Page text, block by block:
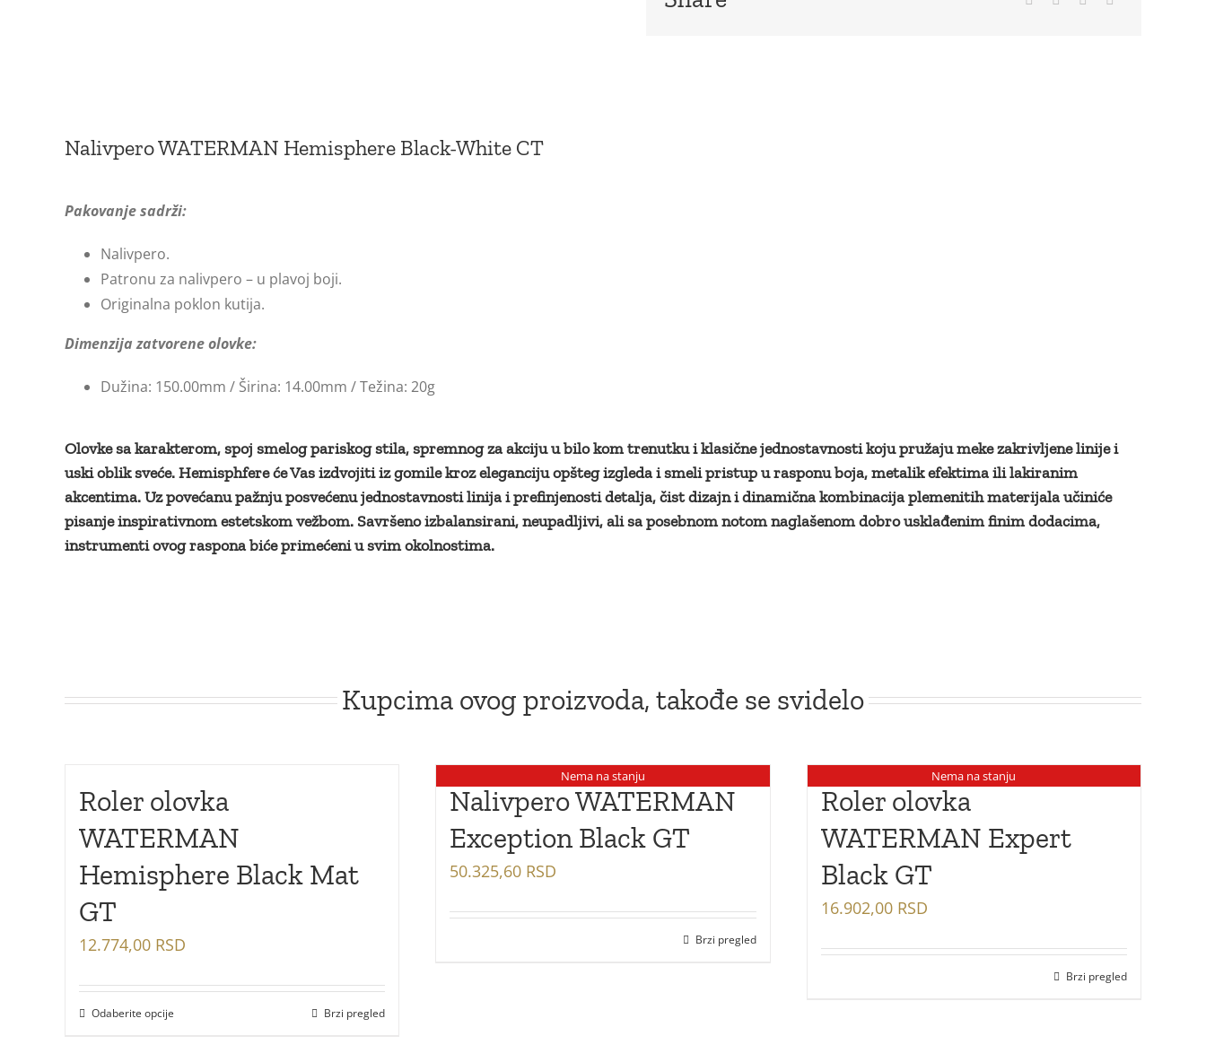
Nalivpero WATERMAN Hemisphere Black-White CT
Pakovanje sadrži:
Nalivpero.
Patronu za nalivpero – u plavoj boji.
Originalna poklon kutija.
Dimenzija zatvorene olovke:
Dužina: 150.00mm / Širina: 14.00mm / Težina: 20g
Olovke sa karakterom, spoj smelog pariskog stila, spremnog za akciju u bilo kom trenutku i klasične jednostavnosti koju pružaju meke zakrivljene linije i
uski oblik sveće. Hemisphfere će Vas izdvojiti iz gomile kroz eleganciju opšteg izgleda i smeli pristup u rasponu boja, metalik efektima ili lakiranim
akcentima. Uz povećanu pažnju posvećenu jednostavnosti linija i prefinjenosti detalja, čist dizajn i dinamična kombinacija plemenitih materijala učiniće
pisanje inspirativnom estetskom vežbom. Savršeno izbalansirani, neupadljivi, ali sa posebnom notom naglašenom dobro usklađenim finim dodacima,
instrumenti ovog raspona biće primećeni u svim okolnostima.
Kupcima ovog proizvoda, takođe se svidelo
Roler olovka
WATERMAN
Hemisphere Black Mat
GT
12.774,00 RSD
Odaberite opcije Brzi pregled
Nema na stanju
Nalivpero WATERMAN
Exception Black GT
50.325,60 RSD
Brzi pregled
Nema na stanju
Roler olovka
WATERMAN Expert
Black GT
16.902,00 RSD
Brzi pregled